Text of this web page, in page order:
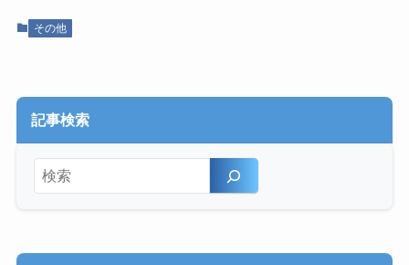
その他
記事検索
検索